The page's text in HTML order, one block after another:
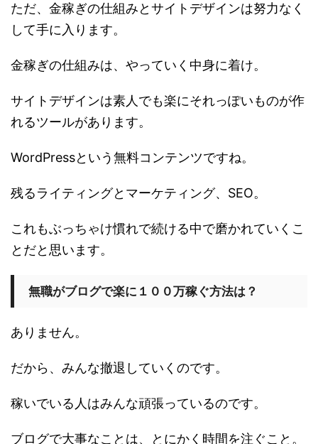
ただ、金稼ぎの仕組みとサイトデザインは努力なく
して手に入ります。
金稼ぎの仕組みは、やっていく中身に着け。
サイトデザインは素人でも楽にそれっぽいものが作
れるツールがあります。
WordPressという無料コンテンツですね。
残るライティングとマーケティング、SEO。
これもぶっちゃけ慣れで続ける中で磨かれていくこ
とだと思います。
無職がブログで楽に１００万稼ぐ方法は？
ありません。
だから、みんな撤退していくのです。
稼いでいる人はみんな頑張っているのです。
ブログで大事なことは、とにかく時間を注ぐこと。